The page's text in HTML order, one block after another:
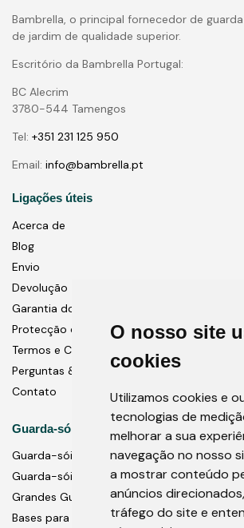
O nosso site
cookies
Utilizamos cookies e
tecnologias de
melhorar a sua
navegação no nosso
a mostrar conteúdo
anúncios
tráfego do site e
Bambrella, o principal fornecedor de
de jardim de qualidade superior.
Escritório da Bambrella Portugal:
BC Alecrim
3780-544 Tamengos
Tel: +351 231 125 950
Email: info@bambrella.pt
Ligações úteis
Acerca de
Blog
Envio
Devolução
Garantia do Produto
Protecção de dados
Termos e Condições
Perguntas & Respostas
Contato
Guarda-sóis
Guarda-sóis do pólo central
Guarda-sóis cantilever
Grandes Guarda-Sóis Comerciais
Bases para guarda-sóis